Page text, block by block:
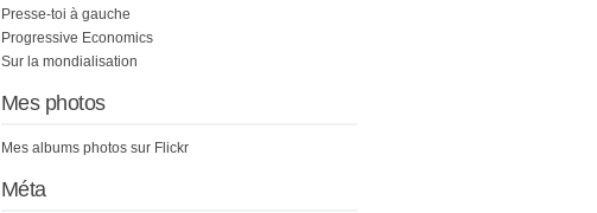
Presse-toi à gauche
Progressive Economics
Sur la mondialisation
Mes photos
Mes albums photos sur Flickr
Méta